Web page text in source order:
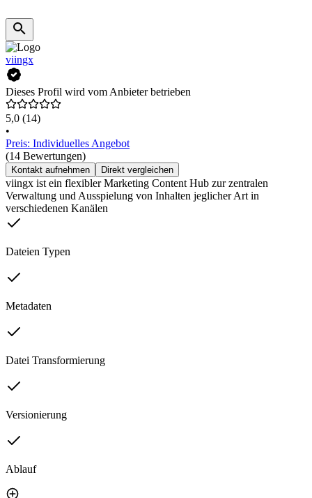
viingx
Dieses Profil wird vom Anbieter betrieben
5,0 (14)
•
Preis: Individuelles Angebot
(14 Bewertungen)
Kontakt aufnehmen Direkt vergleichen
viingx ist ein flexibler Marketing Content Hub zur zentralen
Verwaltung und Ausspielung von Inhalten jeglicher Art in
verschiedenen Kanälen
Dateien Typen
Metadaten
Datei Transformierung
Versionierung
Ablauf